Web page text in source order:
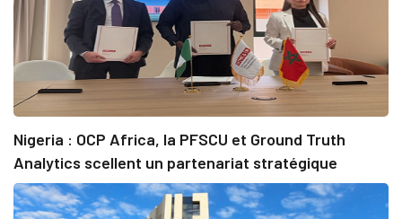
Nigeria : OCP Africa, la PFSCU et Ground Truth
Analytics scellent un partenariat stratégique